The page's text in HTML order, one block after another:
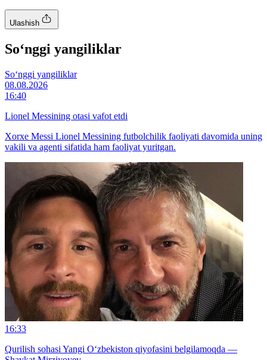
Ulashish
So‘nggi yangiliklar
So‘nggi yangiliklar
08.08.2026
16:40
Lionel Messining otasi vafot etdi
Xorxe Messi Lionel Messining futbolchilik faoliyati davomida uning
vakili va agenti sifatida ham faoliyat yuritgan.
16:33
Qurilish sohasi Yangi O‘zbekiston qiyofasini belgilamoqda —